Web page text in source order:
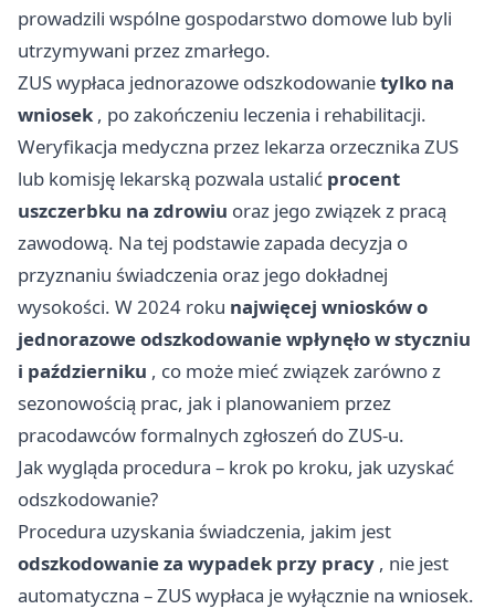
prowadzili wspólne gospodarstwo domowe lub byli
utrzymywani przez zmarłego.
ZUS wypłaca jednorazowe odszkodowanietylko na
wniosek , po zakończeniu leczenia i rehabilitacji.
Weryfikacja medyczna przez lekarza orzecznika ZUS
lub komisję lekarską pozwala ustalić procent
uszczerbku na zdrowiu oraz jego związek z pracą
zawodową. Na tej podstawie zapada decyzja o
przyznaniu świadczenia oraz jego dokładnej
wysokości. W 2024 roku najwięcej wniosków o
jednorazowe odszkodowanie wpłynęło w styczniu
i październiku , co może mieć związek zarówno z
sezonowością prac, jak i planowaniem przez
pracodawców formalnych zgłoszeń do ZUS-u.
Jak wygląda procedura – krok po kroku, jak uzyskać
odszkodowanie?
Procedura uzyskania świadczenia, jakim jest
odszkodowanie za wypadek przy pracy , nie jest
automatyczna – ZUS wypłaca je wyłącznie na wniosek.